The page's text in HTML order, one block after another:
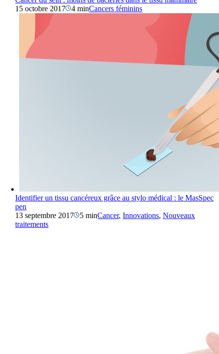
15 octobre 2017
4 minCancers féminins
Identifier un tissu cancéreux grâce au stylo médical : le MasSpec
pen
13 septembre 2017
5 minCancer,Innovations,Nouveaux
traitements